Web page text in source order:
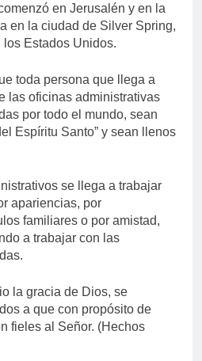
en Jerusalén y en la
en la ciudad de Silver Spring,
Estados Unidos.
toda persona que llega a
las oficinas administrativas
por todo el mundo, sean
Espíritu Santo” y sean llenos
se llega a trabajar
apariencias, por
familiares o por amistad,
a trabajar con las
la gracia de Dios, se
a que con propósito de
fieles al Señor. (Hechos